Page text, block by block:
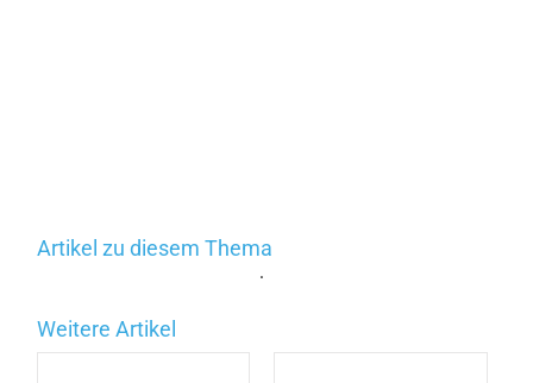
Artikel zu diesem Thema
.
Weitere Artikel